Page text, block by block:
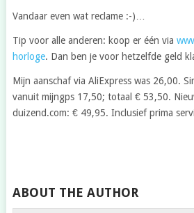
Vandaar even wat reclame :-)…
Tip voor alle anderen: koop er één via
horloge. Dan ben je voor hetzelfde geld
Mijn aanschaf via AliExpress was 26,00.
vanuit mijngps 17,50; totaal € 53,50.
duizend.com: € 49,95. Inclusief prima
ABOUT THE AUTHOR